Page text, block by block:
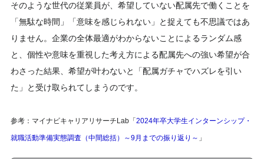
そのような世代の従業員が、希望していない配属先で働くことを
「無駄な時間」「意味を感じられない」と捉えても不思議ではあ
りません。企業の全体最適がわからないことによるランダム感
と、個性や意味を重視した考え方による配属先への強い希望が合
わさった結果、希望が叶わないと「配属ガチャでハズレを引い
た」と受け取られてしまうのです。
参考：マイナビキャリアリサーチLab「 2024年卒大学生インターンシップ・
就職活動準備実態調査（中間総括）～9月までの振り返り～ 」